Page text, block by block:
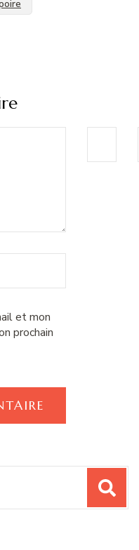
et mon
prochain